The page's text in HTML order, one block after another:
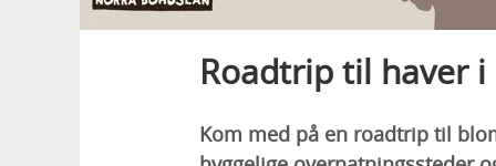
Roadtrip til haver i
Kom med på en roadtrip til